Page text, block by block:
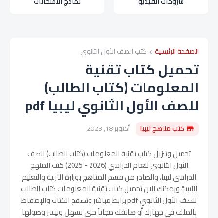
الصفحة الرئيسية كتب الصف الأول الثانوي
تحميل كتاب تقنية
المعلومات (كتاب الطالب)
للصف الأول الثانوي ليبيا pdf
كتب مناهج ليبيا أكتوبر 18, 2023
تحميل وتنزيل كتاب تقنية المعلومات (كتاب الطالب) للصف
الأول الثانوي للعام الدراسي (2026 - 2025
) كتب المنهج
الدراسي ليبيا، والصادر من قسم المناهج بوزارة التربية والتعليم
الليبية ويمكنك الان تحميل كتاب تقنية المعلومات كتاب الطالب
للصف الأول الثانوي pdf برابط مباشر وتصفح الكتاب والإحتفاظ
بالملف في جهازك أو هاتفك مجاناً حتى نسهل ونيسر وصولها